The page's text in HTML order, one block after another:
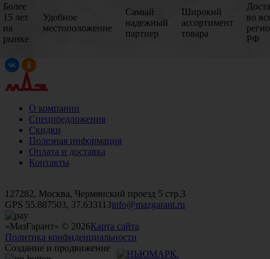
Более
15 лет
на
рынке
Удобное
местоположение
Самый
надежный
партнер
Широкий
ассортимент
товара
во
РФ
О компании
Спецпредложения
Скидки
Полезная информация
Оплата и доставка
Контакты
127282, Москва, Чермянский проезд 5 стр.3
GPS 55.887503, 37.633113info@mazgarant.ru
«МазГарант» © 2026Карта сайта
Политика конфиденциальности
Создание и продвижение